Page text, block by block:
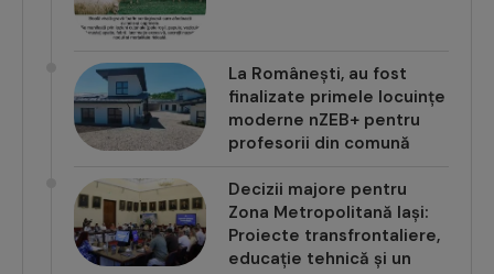
La Românești, au fost
finalizate primele locuințe
moderne nZEB+ pentru
profesorii din comună
Decizii majore pentru
Zona Metropolitană Iași:
Proiecte transfrontaliere,
educație tehnică și un